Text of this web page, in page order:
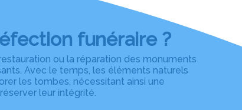
funéraire ?
ou la réparation des monuments
Avec le temps, les éléments naturels
les tombes, nécessitant ainsi une
leur intégrité.